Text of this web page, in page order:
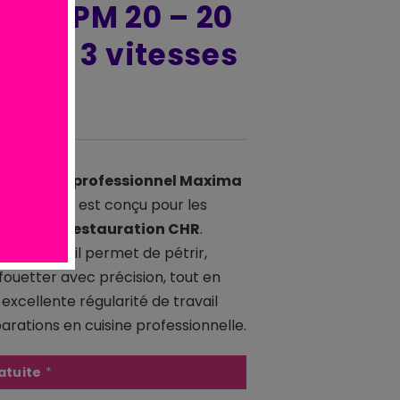
MPM 20 – 20
3 vitesses
professionnel Maxima
est conçu pour les
restauration CHR.
, il permet de pétrir,
avec précision, tout en
régularité de travail
en cuisine professionnelle.
*